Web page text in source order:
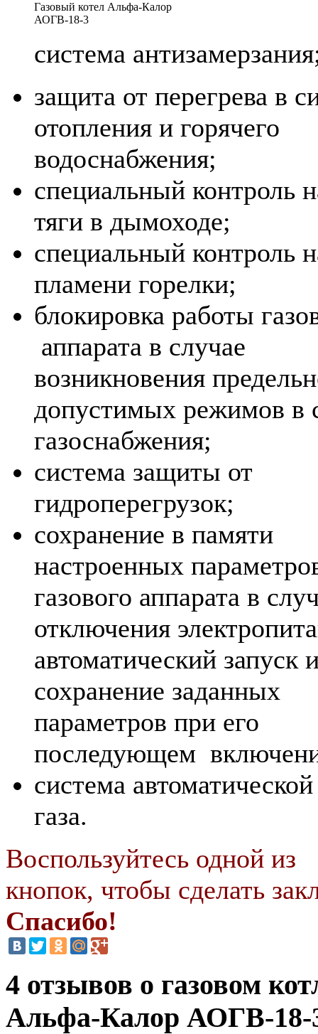
Газовый котел Альфа-Калор
АОГВ-18-3
система
защита от перегрева в
отопления и горячего
водоснабжения;
специальный контроль
тяги в дымоходе;
специальный контроль
пламени горелки;
блокировка работы
аппарата в случае
возникновения
допустимых режимов в
газоснабжения;
система защиты от
гидроперегрузок;
сохранение в памяти
настроенных
газового аппарата в
отключения
автоматический запуск
сохранение заданных
параметров при его
последующем
система
газа.
Воспользуйтесь одной из
кнопок, чтобы сделать
Спасибо!
4 отзывов о газовом
Альфа-Калор АОГВ-18-